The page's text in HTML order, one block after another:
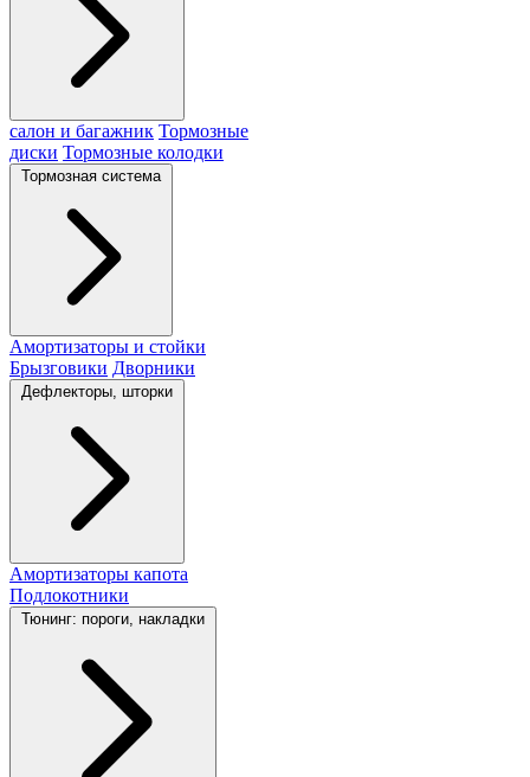
салон и багажник Тормозные
диски Тормозные колодки
Тормозная система
Амортизаторы и стойки
Брызговики Дворники
Дефлекторы, шторки
Амортизаторы капота
Подлокотники
Тюнинг: пороги, накладки